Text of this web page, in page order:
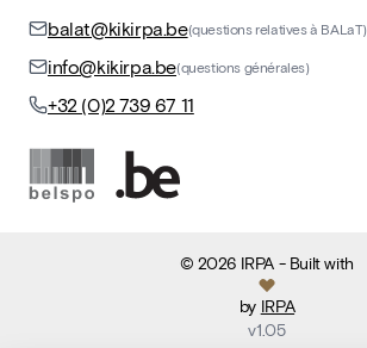
balat@kikirpa.be(questions relatives à BALaT)
info@kikirpa.be(questions générales)
+32 (0)2 739 67 11
©2026 IRPA- Built with
by IRPA
v1.05